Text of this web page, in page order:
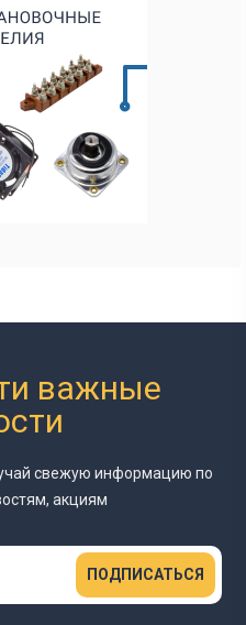
важные
свежую информацию по
акциям
ПОДПИСАТЬСЯ